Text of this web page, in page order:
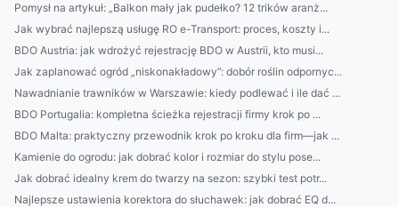
Pomysł na artykuł: „Balkon mały jak pudełko? 12 trików aranż...
Jak wybrać najlepszą usługę RO e-Transport: proces, koszty i...
BDO Austria: jak wdrożyć rejestrację BDO w Austrii, kto musi...
Jak zaplanować ogród „niskonakładowy”: dobór roślin odpornyc...
Nawadnianie trawników w Warszawie: kiedy podlewać i ile dać ...
BDO Portugalia: kompletna ścieżka rejestracji firmy krok po ...
BDO Malta: praktyczny przewodnik krok po kroku dla firm—jak ...
Kamienie do ogrodu: jak dobrać kolor i rozmiar do stylu pose...
Jak dobrać idealny krem do twarzy na sezon: szybki test potr...
Najlepsze ustawienia korektora do słuchawek: jak dobrać EQ d...